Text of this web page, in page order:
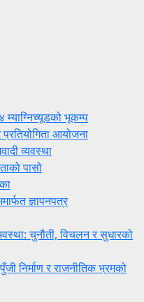
म्याग्निच्यूडको भूकम्प
आयोजना
व्यवस्था
पासो
ज्ञापनपत्र
चुनौती, विचलन र सुधारको
निर्माण र राजनीतिक भ्रमको